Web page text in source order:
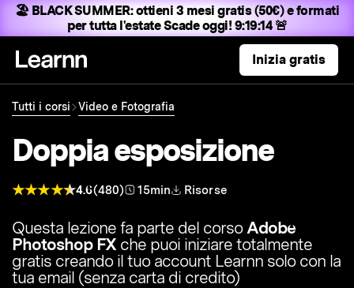
🏖️ BLACK SUMMER:ottieni 3 mesi gratis (50€) e formati
per tutta l'estateScade oggi! 9:19:13 🚨
Inizia gratis
Tutti i corsi Video e Fotografia
Doppia esposizione
4.6(480) 15min Risorse
Questa lezione fa parte del corsoAdobe
Photoshop FXche puoi iniziare totalmente
gratis creando il tuo account Learnn solo con la
tua email (senza carta di credito)